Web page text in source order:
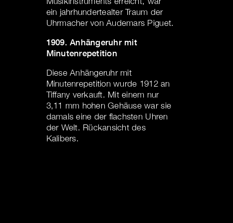
ein jahrhundertealter Traum der
Uhrmacher von Audemars Piguet.
1909. Anhängeruhr mit
Minutenrepetition
Diese Anhängeruhr mit
Minutenrepetition wurde 1912 an
Tiffany verkauft. Mit einem nur
3,11 mm hohen Gehäuse war sie
damals eine der flachsten Uhren
der Welt. Rückansicht des
Kalibers.